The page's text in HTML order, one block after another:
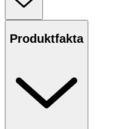
Produktfakta